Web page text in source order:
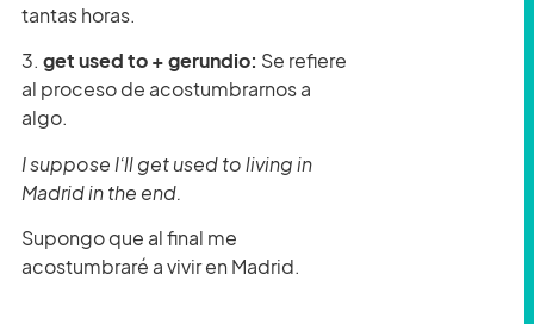
tantas horas.
3. get used to + gerundio: Se refiere
al proceso de acostumbrarnos a
algo.
I suppose I’ll get used to living in
Madrid in the end.
Supongo que al final me
acostumbraré a vivir en Madrid.